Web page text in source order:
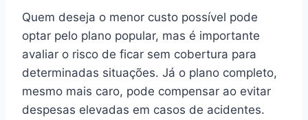
Quem deseja o menor custo possível pode
optar pelo plano popular, mas é importante
avaliar o risco de ficar sem cobertura para
determinadas situações. Já o plano completo,
mesmo mais caro, pode compensar ao evitar
despesas elevadas em casos de acidentes.